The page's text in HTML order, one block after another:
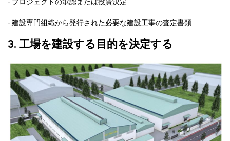
- 建設専門組織から発行された必要な建設工事の査定書類
3. 工場を建設する目的を決定する